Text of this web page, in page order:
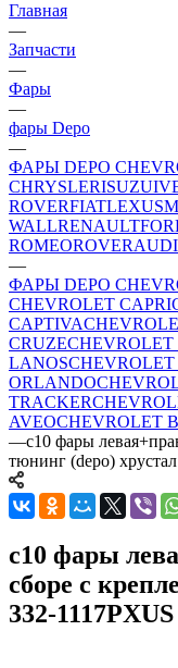
Главная
—
Запчасти
—
Фары
—
фары Depo
—
ФАРЫ DEPO
CHRYSLERISUZU
ROVERFIATLEXUS
WALLRENAULT
ROMEOROVERAUDI
—
ФАРЫ DEPO
CHEVROLET
CAPTIVA
CRUZE
LANOS
ORLANDO
TRACKER
AVEOCHEVROLET
—c10 фары
тюнинг (depo)
c10 фары
сборе с
332-1117PXUS